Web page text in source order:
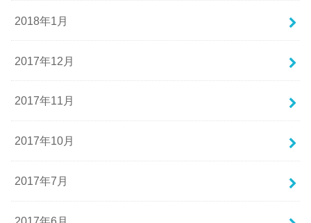
2018年1月
2017年12月
2017年11月
2017年10月
2017年7月